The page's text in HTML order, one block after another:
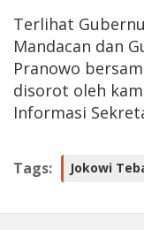
Terlihat
Mandacan dan
Pranowo
disorot oleh
Informasi
Tags: Jokowi